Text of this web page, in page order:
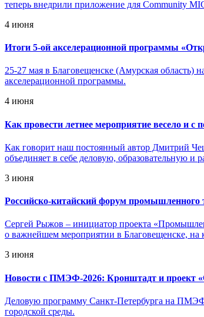
теперь внедрили приложение для Community
4 июня
Итоги 5-ой акселерационной программы
25-27 мая в Благовещенске (Амурская
акселерационной программы.
4 июня
Как провести летнее мероприятие весело и с
Как говорит наш постоянный автор Дмитрий
объединяет в себе деловую, образовательную и
3 июня
Российско-китайский форум промышленного
Сергей Рыжов – инициатор проекта
о важнейшем мероприятии в Благовещенске, на
3 июня
Новости с ПМЭФ-2026: Кронштадт и проект
Деловую программу Санкт-Петербурга на
городской среды.